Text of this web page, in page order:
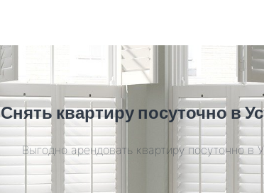
Снять квартиру посуточно в
Выгодно арендовать квартиру посуточно в